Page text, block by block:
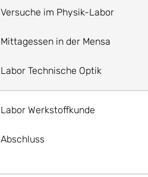
Versuche im Physik-Labor
Mittagessen in der Mensa
Labor Technische Optik
Labor Werkstoffkunde
Abschluss